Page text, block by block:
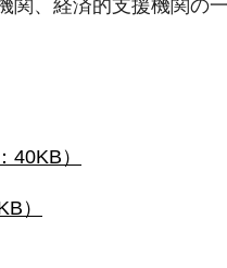
関、経済的支援機関の
40KB）
）